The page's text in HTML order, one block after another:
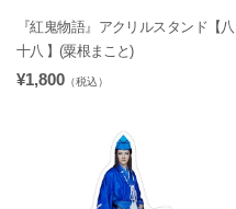
『紅鬼物語』アクリルスタンド【八
十八 】(粟根まこと)
¥1,800 （税込）